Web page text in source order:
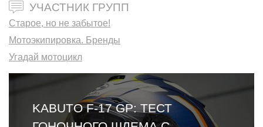
УЧАСТНИК ГРУПП
Старое, но не забытое!
Мотоэкипировка. Бренды
Угадай мотоцикл
KABUTO F-17 GP: ТЕСТ